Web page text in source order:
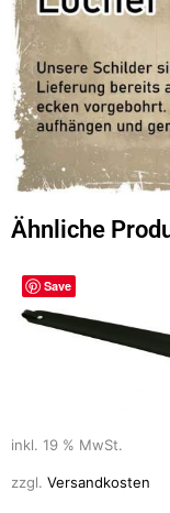
Ähnliche
Save
inkl. 19 % MwSt.
zzgl. Versandkosten